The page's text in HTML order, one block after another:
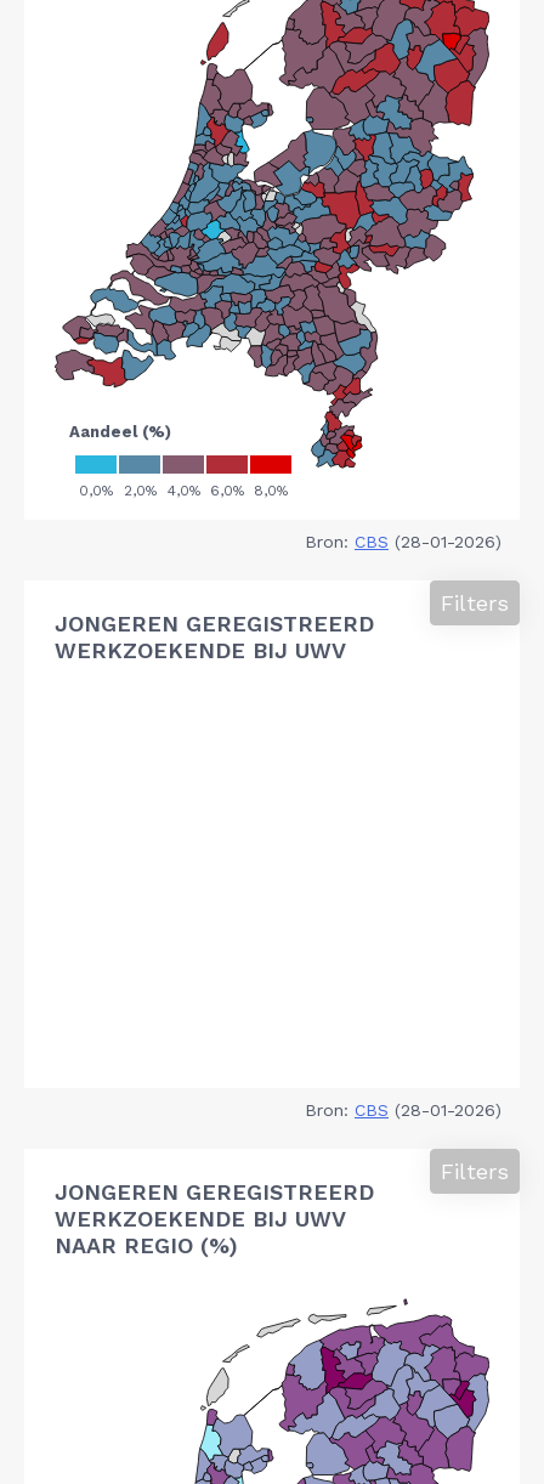
Bron: CBS (28-01-2026)
JONGEREN GEREGISTREERD
WERKZOEKENDE BIJ UWV
Filters
Bron: CBS (28-01-2026)
JONGEREN GEREGISTREERD
WERKZOEKENDE BIJ UWV
NAAR REGIO (%)
Filters